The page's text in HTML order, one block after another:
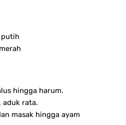
putih
hingga harum.
aduk rata.
masak hingga ayam